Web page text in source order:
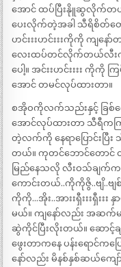
အောင် ထပ်ပြီးနိုူဆွလိုက်တ
ပေးလိုက်တဲ့အခါ သီရိစိတ်တွေ
ဟင်းးးဟင်းးးကိုကို ကျနော်
လေးထပ်တင်လိုက်တယ်လီးက
ပေါ့။ အင်းးဟင်းးးး ကို
အောင် တမင်လုပ်ထားတာ။
စအိုဝကိုလက်သည်းနှင့် ခြစ်လ
အောင်လုပ်ထားတာ သီရီကကြ
တဲ့လက်ကို နေရာပြောင်းပြီ
တယ်။ ကုတင်ဘောင်တောင် တ
မြည်နေသလို လီးဝသ်ချက်
ကောင်းတယ်..ကိုကိုဇွိ..ဗျိ..ဗျစ်
ကိုကို…အိုး..အားးရှီးးးရှီး
မယ်။ ကျနော်လည်း အဆက်မ
ဆွဲကိုင်ပြီးလိုးတယ်။ ဆောင့်ခ
ဖွေးတာကနေ ပန်းရောင်ကပ
နော်လည်း မိနစ်နှစ်ဆယ်က